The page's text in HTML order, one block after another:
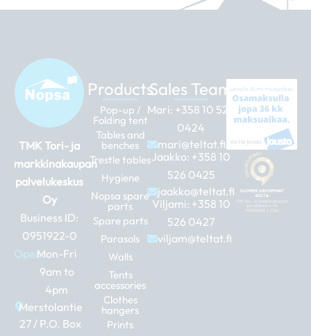
TMK Tori- ja
markkinakaupan
palvelukeskus
Oy
Business ID:
0951922-0
Open:Mon-Fri
9am to
4pm
Merstolantie
27 / P.O. Box
Products
Pop-up /
Folding tent
Tables and
benches
Trestle tables
Hygiene
Nopsa spare
parts
Spare parts
Parasols
Walls
Tents
accessories
Clothes
hangers
Prints
Sales Team
Mari: +358 10 526
0424
mari@teltat.fi
Jaakko: +358 10
526 0425
jaakko@teltat.fi
Viljami: +358 10
526 0427
viljam@teltat.fi